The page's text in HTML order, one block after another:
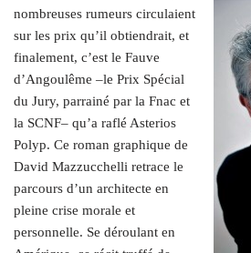
nombreuses rumeurs circulaient
sur les prix qu’il obtiendrait, et
finalement, c’est le Fauve
d’Angoulême –le Prix Spécial
du Jury, parrainé par la Fnac et
la SCNF– qu’a raflé Asterios
Polyp. Ce roman graphique de
David Mazzucchelli retrace le
parcours d’un architecte en
pleine crise morale et
personnelle. Se déroulant en